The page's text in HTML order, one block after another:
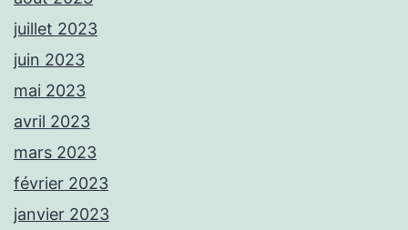
juillet 2023
juin 2023
mai 2023
avril 2023
mars 2023
février 2023
janvier 2023